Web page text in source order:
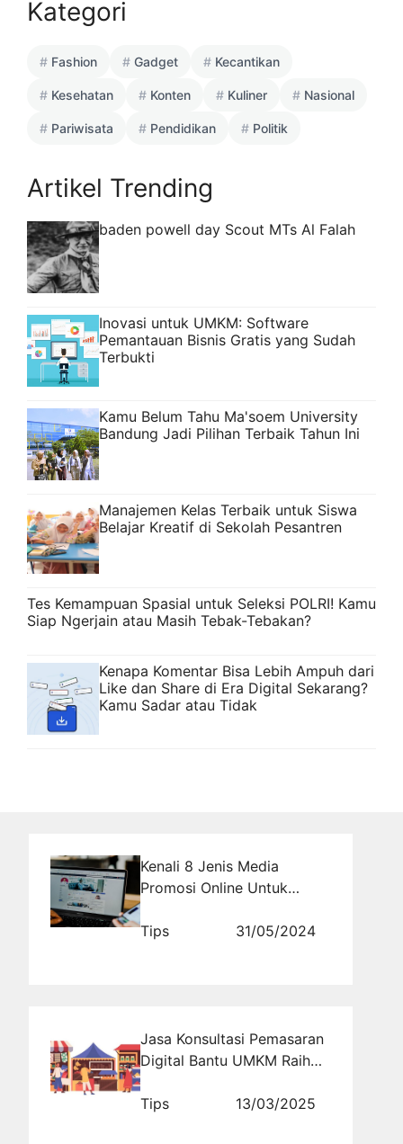
Kategori
Fashion Gadget Kecantikan
Kesehatan Konten Kuliner Nasional
Pariwisata Pendidikan Politik
Artikel Trending
baden powell day Scout MTs Al Falah
Inovasi untuk UMKM: Software
Pemantauan Bisnis Gratis yang Sudah
Terbukti
Kamu Belum Tahu Ma'soem University
Bandung Jadi Pilihan Terbaik Tahun Ini
Manajemen Kelas Terbaik untuk Siswa
Belajar Kreatif di Sekolah Pesantren
Tes Kemampuan Spasial untuk Seleksi POLRI! Kamu
Siap Ngerjain atau Masih Tebak-Tebakan?
Kenapa Komentar Bisa Lebih Ampuh dari
Like dan Share di Era Digital Sekarang?
Kamu Sadar atau Tidak
Kenali 8 Jenis Media
Promosi Online Untuk
Anda
Tips 31/05/2024
Jasa Konsultasi Pemasaran
Digital Bantu UMKM Raih
Tips
13/03/2025